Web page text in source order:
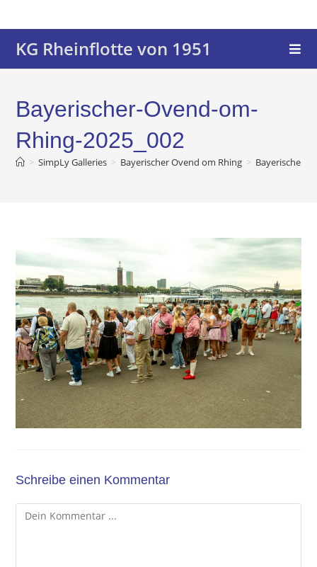
KG Rheinflotte von 1951
Bayerischer-Ovend-om-
Rhing-2025_002
> SimpLy Galleries > Bayerischer Ovend om Rhing > Bayerischer-
Schreibe einen Kommentar